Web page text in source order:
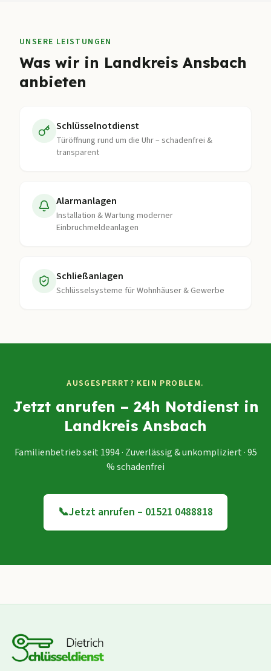
UNSERE LEISTUNGEN
Was wir in Landkreis Ansbach
anbieten
Schlüsselnotdienst
Türöffnung rund um die Uhr – schadenfrei &
transparent
Alarmanlagen
Installation & Wartung moderner
Einbruchmeldeanlagen
Schließanlagen
Schlüsselsysteme für Wohnhäuser & Gewerbe
AUSGESPERRT? KEIN PROBLEM.
Jetzt anrufen – 24h Notdienst in
Landkreis Ansbach
Familienbetrieb seit 1994 · Zuverlässig & unkompliziert · 95
% schadenfrei
📞Jetzt anrufen – 01521 0488818